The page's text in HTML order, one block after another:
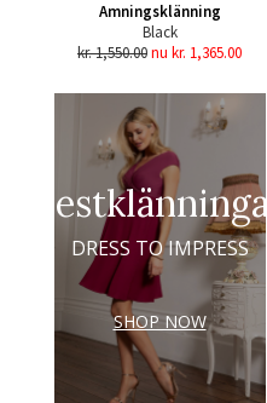
Amningsklänning
Black
kr. 1,550.00nu kr. 1,365.00
Festklänningar
DRESS TO IMPRESS
SHOP NOW